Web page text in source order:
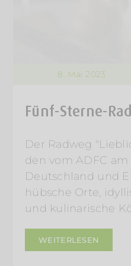
8. Mai 2023
Fünf-Sterne-
Der Radweg
den vom ADFC
Deutschland und
hübsche Orte,
und kulinarische
WEITERLESEN